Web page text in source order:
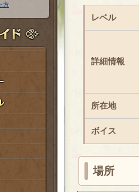
方
レベル
詳細情報
所在地
ボイス
場所